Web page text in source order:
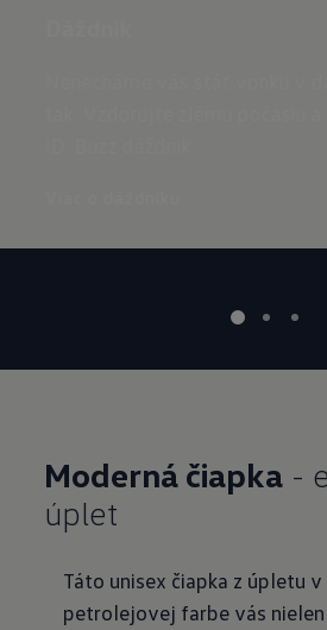
Moderná čiapka -
úplet
Táto unisex čiapka z úpletu
petrolejovej farbe vás